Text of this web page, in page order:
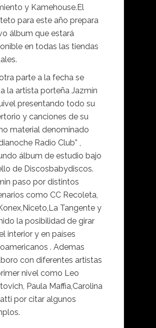
y Kamehouse.El
para este año prepara
álbum que estará
en todas las tiendas
parte a la fecha se
la artista porteña Jazmín
presentando todo su
y canciones de su
material denominado
Radio Club” ,
álbum de estudio bajo
de Discosbabydiscos.
paso por distintos
como CC Recoleta,
Tangente y
la posibilidad de girar
interior y en países
. Ademas
con diferentes artistas
nivel como Leo
Paula Maffia,Carolina
por citar algunos